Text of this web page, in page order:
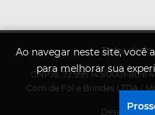
Ao navegar neste site, você
para melhorar sua
Todos
CNPJs: 72.995.145/0001-80 e
Com de Fol e Brindes LTDA |